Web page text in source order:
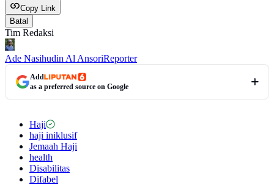
Copy Link
Batal
Tim Redaksi
Ade Nasihudin Al AnsoriReporter
Add
as a preferred source on Google
Haji
haji iniklusif
Jemaah Haji
health
Disabilitas
Difabel